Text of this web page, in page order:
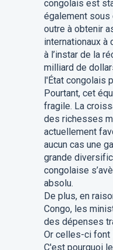
congolais est
également sous
outre à obtenir
internationaux à
à l’instar de la
milliard de
l'État congolais
Pourtant, cet
fragile. La
des richesses
actuellement
aucun cas une
grande
congolaise
absolu.
De plus, en
Congo, les
des dépenses
Or celles-ci font
C'est pourquoi